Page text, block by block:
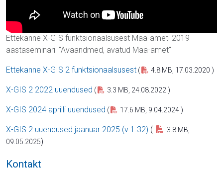
Ettekanne X-GIS funktsionaalsusest Maa-ameti 2019
aastaseminaril "Avaandmed, avatud Maa-amet"
Ettekanne X-GIS 2 funktsionaalsusest ( 4.8 MB, 17.03.2020 )
X-GIS 2 2022 uuendused ( 3.3 MB, 24.08.2022 )
X-GIS 2024 aprilli uuendused ( 17.6 MB, 9.04.2024 )
X-GIS 2 uuendused jaanuar 2025 (v 1.32) (
3.8 MB,
09.05.2025)
Kontakt